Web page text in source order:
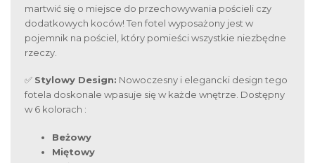
martwić się o miejsce do przechowywania pościeli czy
dodatkowych koców! Ten fotel wyposażony jest w
pojemnik na pościel, który pomieści wszystkie niezbędne
rzeczy.
✅ Stylowy Design: Nowoczesny i elegancki design tego
fotela doskonale wpasuje się w każde wnętrze. Dostępny
w 6 kolorach :
Beżowy
Miętowy